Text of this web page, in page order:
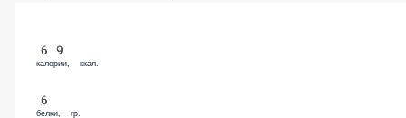
69
калории, ккал.
6
белки, гр.